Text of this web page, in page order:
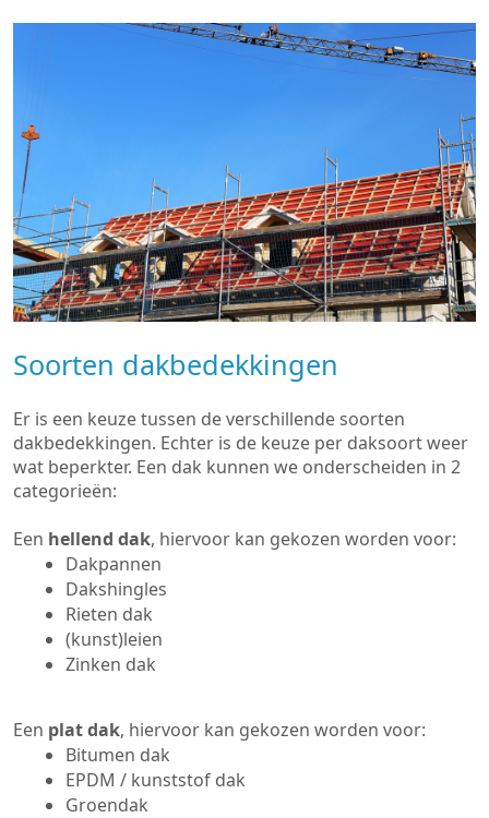
Soorten dakbedekkingen
Er is een keuze tussen de verschillende soorten
dakbedekkingen. Echter is de keuze per daksoort weer
wat beperkter. Een dak kunnen we onderscheiden in 2
categorieën:
Een hellend dak, hiervoor kan gekozen worden voor:
Dakpannen
Dakshingles
Rieten dak
(kunst)leien
Zinken dak
Een plat dak, hiervoor kan gekozen worden voor:
Bitumen dak
EPDM / kunststof dak
Groendak